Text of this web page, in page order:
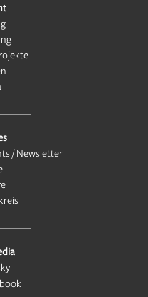
/ Newsletter